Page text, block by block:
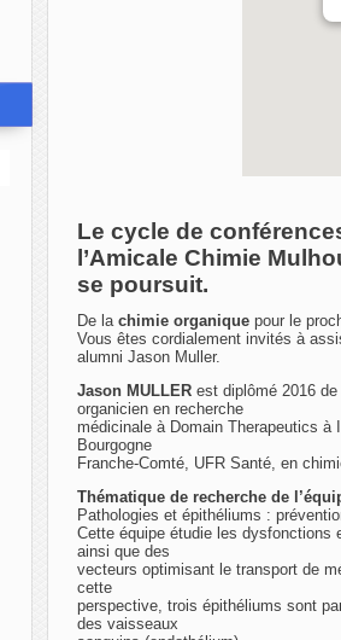
Le cycle de
l’Amicale Chimie
se poursuit.
De la chimie organique pour le
Vous êtes cordialement invités à
alumni Jason Muller.
Jason MULLER est diplômé 2016
organicien en recherche
médicinale à Domain Therapeutics à
Bourgogne
Franche-Comté, UFR Santé, en
Thématique de recherche de
Pathologies et épithéliums :
Cette équipe étudie les dysfonctions
ainsi que des
vecteurs optimisant le transport de
cette
perspective, trois épithéliums sont
des vaisseaux